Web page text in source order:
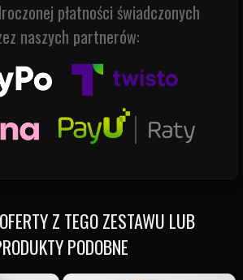
płatności świadczonych
naszych partnerów:
Z TEGO ZESTAWU LUB
PODOBNE